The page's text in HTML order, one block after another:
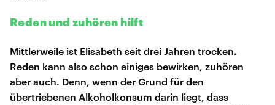
Reden und zuhören hilft
Mittlerweile ist Elisabeth seit drei Jahren trocken.
Reden kann also schon einiges bewirken, zuhören
aber auch. Denn, wenn der Grund für den
übertriebenen Alkoholkonsum darin liegt, dass